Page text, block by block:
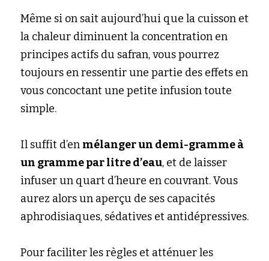
Même si on sait aujourd’hui que la cuisson et
la chaleur diminuent la concentration en
principes actifs du safran, vous pourrez
toujours en ressentir une partie des effets en
vous concoctant une petite infusion toute
simple.
Il suffit d’en mélanger un demi-gramme à
un gramme par litre d’eau, et de laisser
infuser un quart d’heure en couvrant. Vous
aurez alors un aperçu de ses capacités
aphrodisiaques, sédatives et antidépressives.
Pour faciliter les règles et atténuer les